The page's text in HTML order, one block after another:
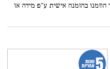
בהזמנה אישית ע"פ מידה או